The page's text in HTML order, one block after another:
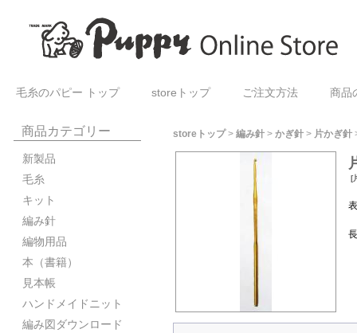
毛糸のパピー トップ storeトップ ご注文方法 商品
商品カテゴリー
新製品
毛糸
キット
編み針
編物用品
本（書籍）
見本帳
ハンドメイドニット
編み図ダウンロード
storeトップ> 編み針 > かぎ針 > 片かぎ針
[